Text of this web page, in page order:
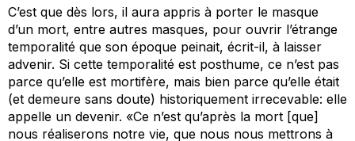
C’est que dès lors, il aura appris à porter le masque
d’un mort, entre autres masques, pour ouvrir l’étrange
temporalité que son époque peinait, écrit-il, à laisser
advenir. Si cette temporalité est posthume, ce n’est pas
parce qu’elle est mortifère, mais bien parce qu’elle était
(et demeure sans doute) historiquement irrecevable: elle
appelle un devenir. «Ce n’est qu’après la mort [que]
nous réaliserons notre vie, que nous nous mettrons à